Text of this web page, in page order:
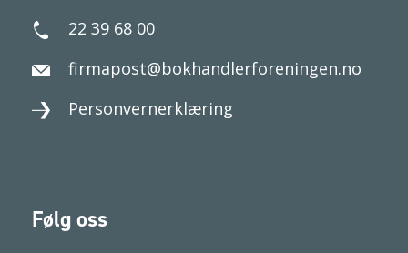
22 39 68 00
firmapost@bokhandlerforeningen.no
Personvernerklæring
Følg oss